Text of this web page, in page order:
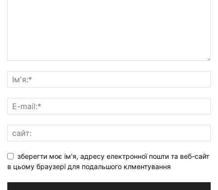
зберегти моє ім'я, адресу електронної пошти та веб-сайт
в цьому браузері для подальшого клментування